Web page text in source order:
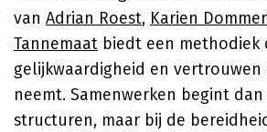
van Adrian Roest, Karien
Tannemaat biedt een methodiek
gelijkwaardigheid en
neemt. Samenwerken begint
structuren, maar bij de